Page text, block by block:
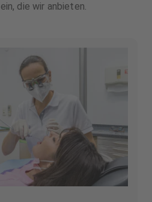
die wir anbieten.